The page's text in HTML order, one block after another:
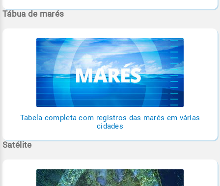
Tábua de marés
Tabela completa com registros das marés em várias
cidades
Satélite